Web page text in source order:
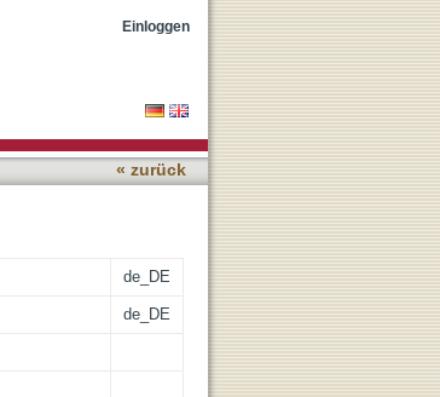
HLE undEinloggen
« zurück
de_DE
de_DE